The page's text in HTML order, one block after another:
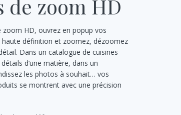
de zoom HD
zoom HD, ouvrez en popup vos
haute définition et zoomez, dézoomez
Dans un catalogue de cuisines
d’une matière, dans un
les photos à souhait… vos
se montrent avec une précision